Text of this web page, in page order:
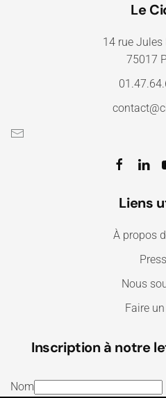
Le
14 rue Jules
75017
Liens
À propos
Nous
Faire
Inscription à notre
Nom